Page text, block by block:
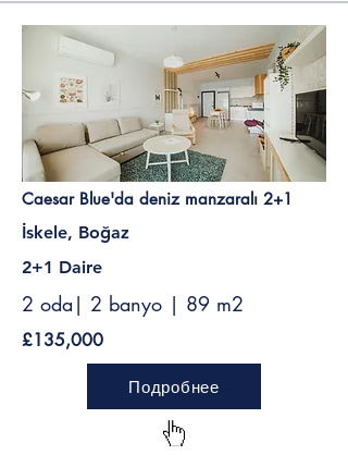
Caesar Blue'da deniz manzaralı 2+1
İskele, Boğaz
2+1 Daire
2 oda| 2 banyo | 89 m2
£135,000
Подробнее